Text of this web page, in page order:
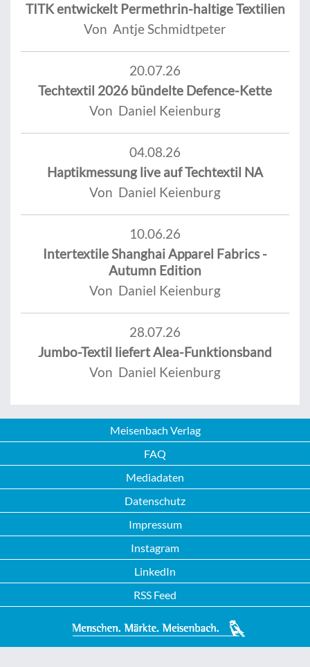
TITK entwickelt Permethrin-haltige Textilien
Von Antje Schmidtpeter
20.07.26
Techtextil 2026 bündelte Defence-Kette
Von Daniel Keienburg
04.08.26
Haptikmessung live auf Techtextil NA
Von Daniel Keienburg
10.06.26
Intertextile Shanghai Apparel Fabrics -
Autumn Edition
Von Daniel Keienburg
28.07.26
Jumbo-Textil liefert Alea-Funktionsband
Von Daniel Keienburg
Meisenbach Verlag
FAQ
Mediadaten
Datenschutz
Impressum
Instagram
LinkedIn
RSS Feed